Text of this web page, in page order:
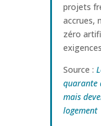
projets
accrues,
zéro
Source :
quarante
mais
logement